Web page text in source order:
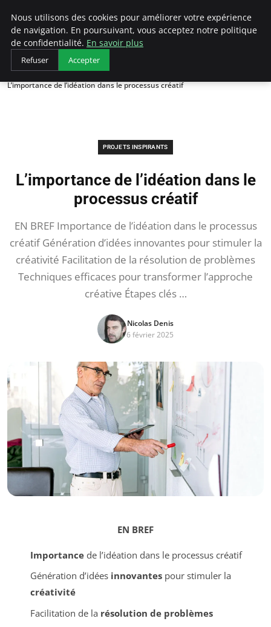
AIESEC France
Accueil
Projets Inspirants
L’importance de l’idéation dans le processus créatif
PROJETS INSPIRANTS
L’importance de l’idéation dans le
processus créatif
EN BREF Importance de l’idéation dans le processus
créatif Génération d’idées innovantes pour stimuler la
créativité Facilitation de la résolution de problèmes
Techniques efficaces pour transformer l’approche
créative Étapes clés …
Nicolas Denis
6 février 2025
EN BREF
Importancede l’idéation dans le processus créatif
Génération d’idées innovantespour stimuler la
créativité
Facilitation de la résolution de problèmes
Nous utilisons des cookies pour améliorer votre expérience
de navigation. En poursuivant, vous acceptez notre politique
de confidentialité. En savoir plus
Refuser Accepter